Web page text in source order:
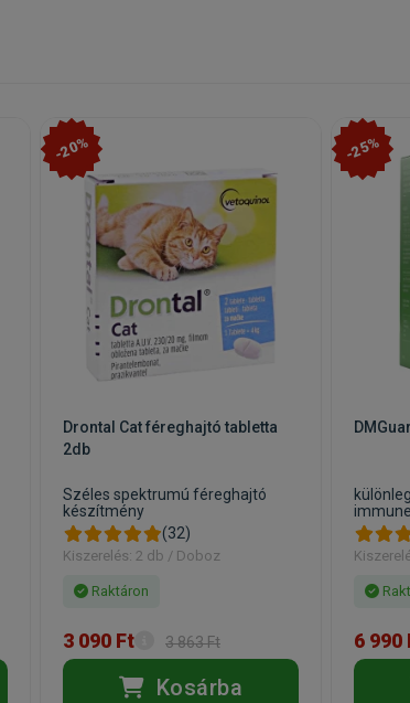
-20%
Drontal Cat féreghajtó tabletta
2db
Széles spektrumú féreghajtó
készítmény
(32)
Kiszerelés: 2 db / Doboz
Raktáron
3 090 Ft 3 863 Ft
Kosárba
-25%
6 990